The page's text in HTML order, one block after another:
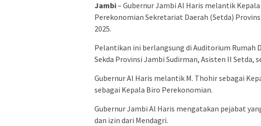
Jambi– Gubernur Jambi Al Haris melantik
Perekonomian Sekretariat Daerah (Setda)
2025.
Pelantikan ini berlangsung di Auditorium Rumah
Sekda Provinsi Jambi Sudirman, Asisten II Setda,
Gubernur Al Haris melantik M. Thohir sebagai
sebagai Kepala Biro Perekonomian.
Gubernur Jambi Al Haris mengatakan pejabat
dan izin dari Mendagri.